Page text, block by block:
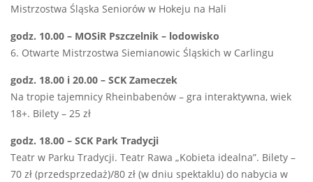
Mistrzostwa Śląska Seniorów w Hokeju na Hali
godz. 10.00 – MOSiR Pszczelnik – lodowisko
6. Otwarte Mistrzostwa Siemianowic Śląskich w Carlingu
godz. 18.00 i 20.00 – SCK Zameczek
Na tropie tajemnicy Rheinbabenów – gra interaktywna, wiek
18+. Bilety – 25 zł
godz. 18.00 – SCK Park Tradycji
Teatr w Parku Tradycji. Teatr Rawa „Kobieta idealna”. Bilety –
70 zł (przedsprzedaż)/80 zł (w dniu spektaklu) do nabycia w